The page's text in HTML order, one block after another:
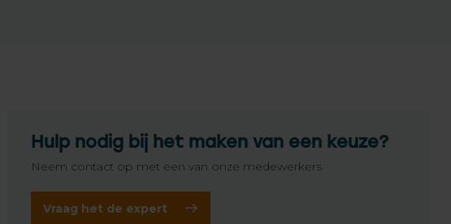
Hulp nodig bij het maken van een keuze?
Neem contact op met een van onze medewerkers
Vraag het de expert